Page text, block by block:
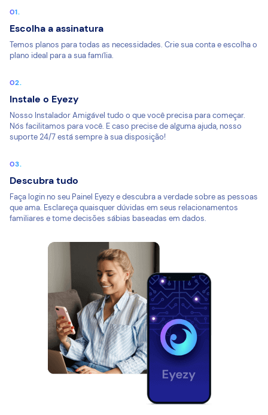
Escolha a assinatura
Temos planos para todas as necessidades. Crie sua conta e escolha o
plano ideal para a sua família.
Instale o Eyezy
Nosso Instalador Amigável tudo o que você precisa para começar.
Nós facilitamos para você. E caso precise de alguma ajuda, nosso
suporte 24/7 está sempre à sua disposição!
Descubra tudo
Faça login no seu Painel Eyezy e descubra a verdade sobre as pessoas
que ama. Esclareça quaisquer dúvidas em seus relacionamentos
familiares e tome decisões sábias baseadas em dados.